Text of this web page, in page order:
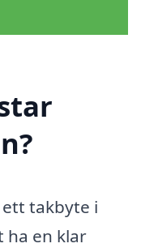
takbyte i
ha en klar